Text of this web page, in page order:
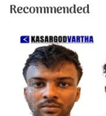
Recommended